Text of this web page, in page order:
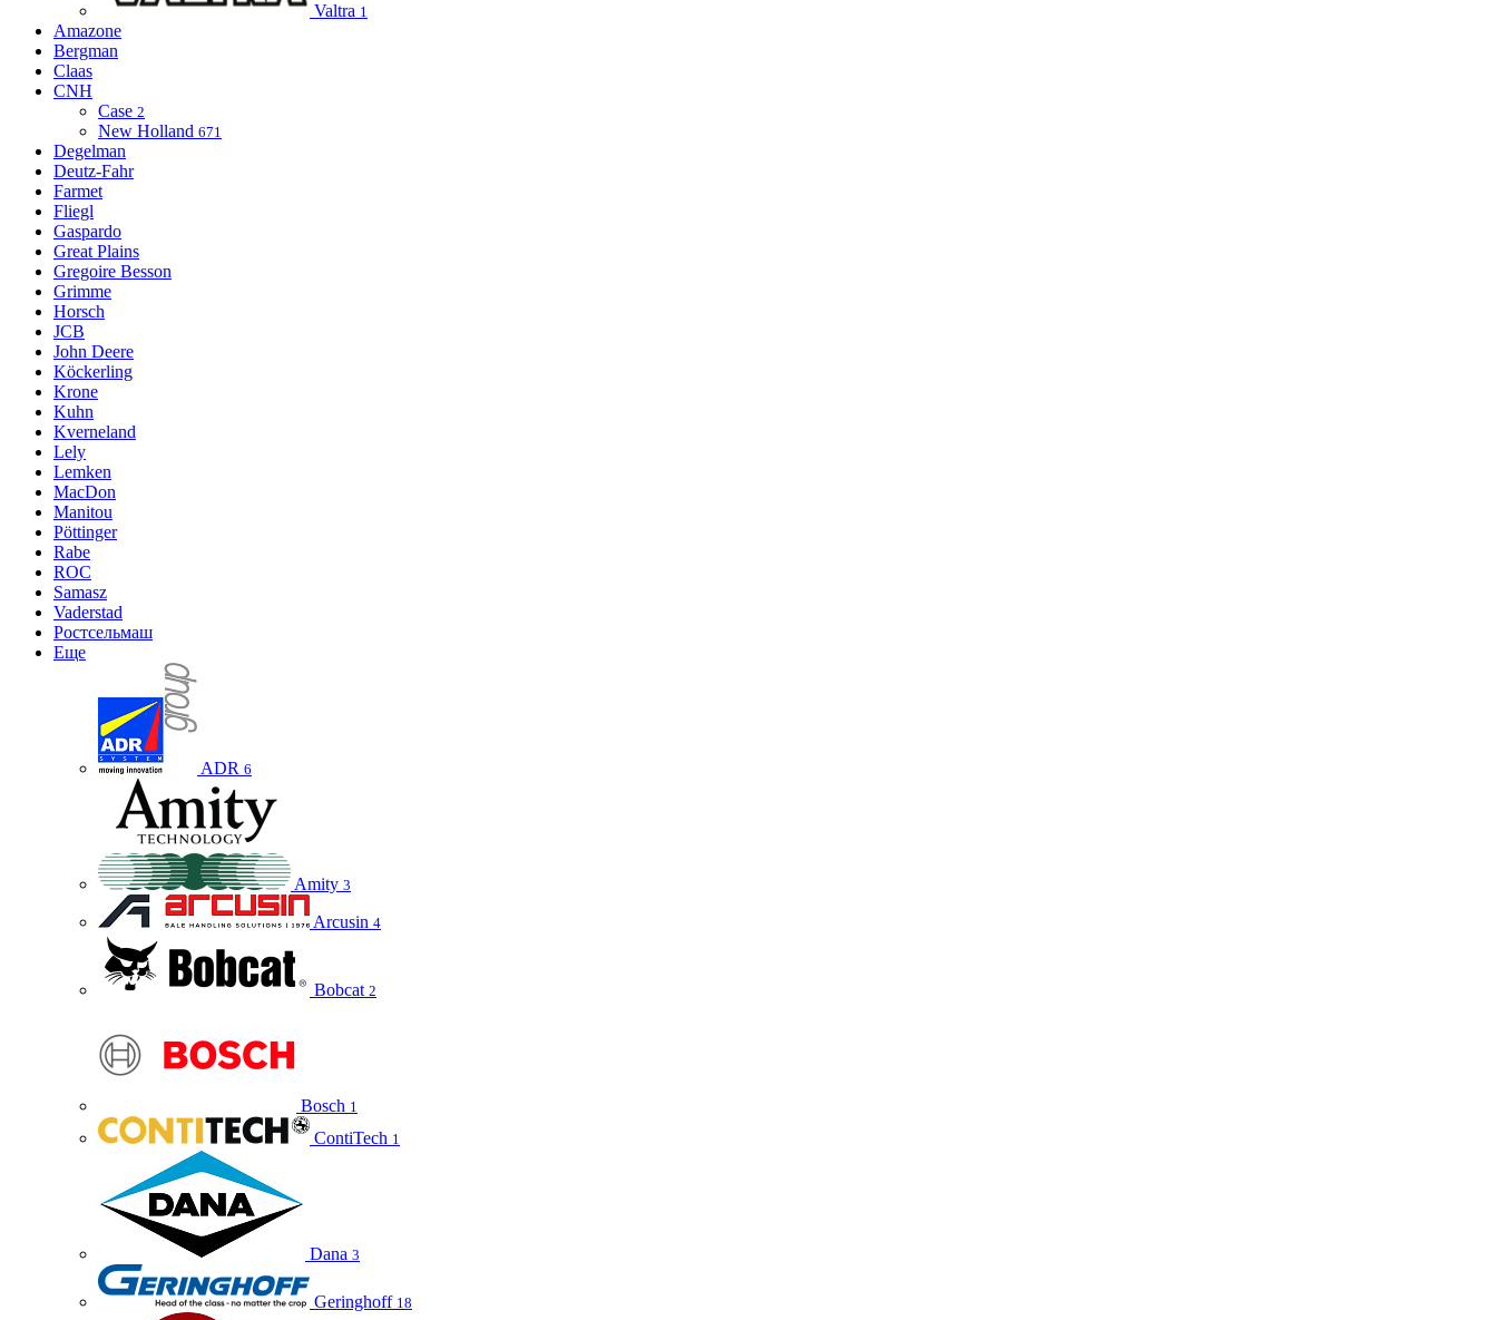
Valtra 1
Amazone
Bergman
Claas
CNH
Case 2
New Holland 671
Degelman
Deutz-Fahr
Farmet
Fliegl
Gaspardo
Great Plains
Gregoire Besson
Grimme
Horsch
JCB
John Deere
Köckerling
Krone
Kuhn
Kverneland
Lely
Lemken
MacDon
Manitou
Pöttinger
Rabe
ROC
Samasz
Vaderstad
Ростсельмаш
Еще
ADR 6
Amity 3
Arcusin 4
Bobcat 2
Bosch 1
ContiTech 1
Dana 3
Geringhoff 18